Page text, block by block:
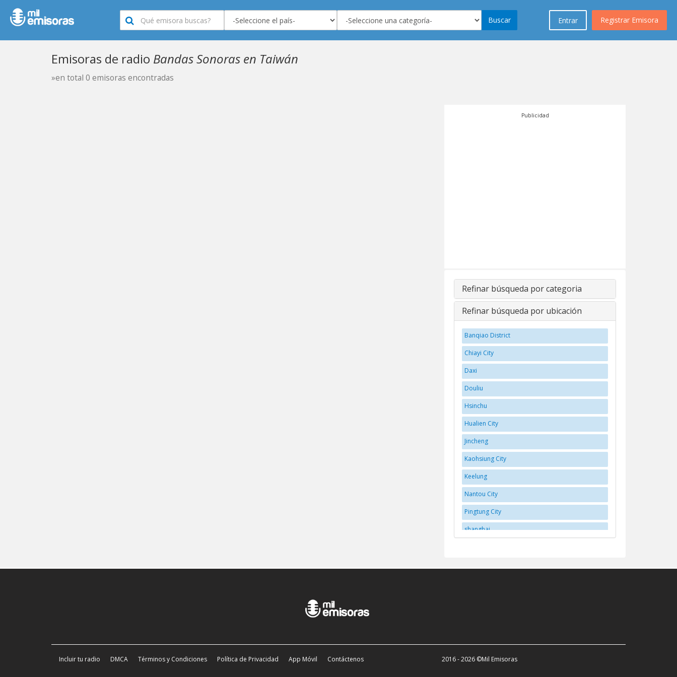
Registrar Emisora
Entrar
Buscar
Emisoras de radio Bandas Sonoras en Taiwán
»en total 0 emisoras encontradas
Publicidad
Refinar búsqueda por categoria
Refinar búsqueda por ubicación
Banqiao District
Chiayi City
Daxi
Douliu
Hsinchu
Hualien City
Jincheng
Kaohsiung City
Keelung
Nantou City
Pingtung City
shanghai
Incluir tu radio DMCA Términos y Condiciones Política de Privacidad App Móvil Contáctenos 2016 - 2026 ©Mil Emisoras